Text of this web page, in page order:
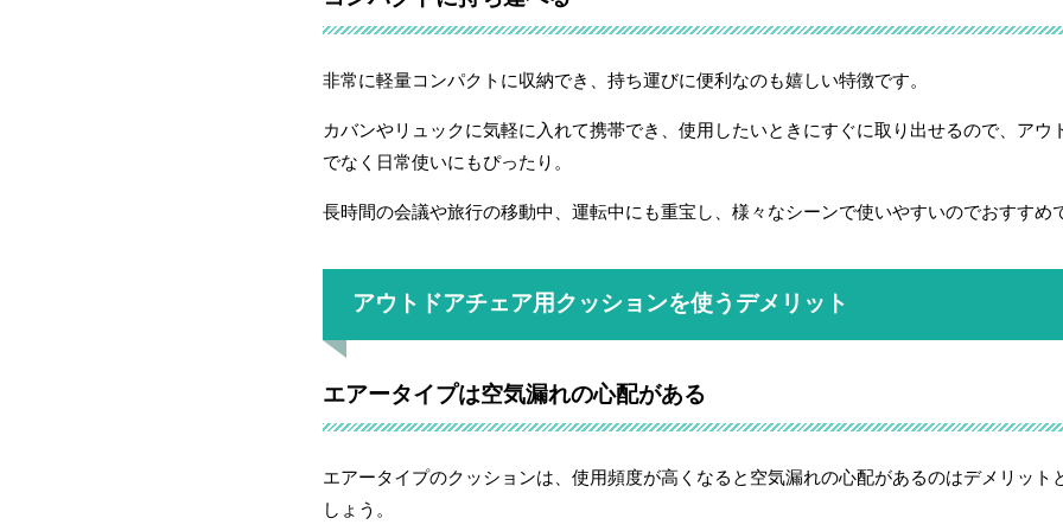
非常に軽量コンパクトに収納でき、持ち運びに便利なのも嬉しい特徴です。
カバンやリュックに気軽に入れて携帯でき、使用したいときにすぐに取り出せるので、アウ
でなく日常使いにもぴったり。
長時間の会議や旅行の移動中、運転中にも重宝し、様々なシーンで使いやすいのでおすすめ
アウトドアチェア用クッションを使うデメリット
エアータイプは空気漏れの心配がある
エアータイプのクッションは、使用頻度が高くなると空気漏れの心配があるのはデメリット
しょう。